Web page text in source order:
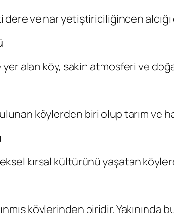
dere ve nar yetiştiriciliğinden
alan köy, sakin atmosferi ve
köylerden biri olup tarım ve
kırsal kültürünü yaşatan
köylerinden biridir.